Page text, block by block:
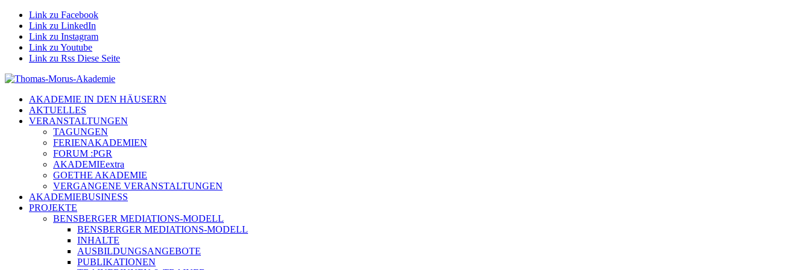
Link zu Facebook
Link zu LinkedIn
Link zu Instagram
Link zu Youtube
Link zu Rss Diese Seite
AKADEMIE IN DEN HÄUSERN
AKTUELLES
VERANSTALTUNGEN
TAGUNGEN
FERIENAKADEMIEN
FORUM :PGR
AKADEMIEextra
GOETHE AKADEMIE
VERGANGENE VERANSTALTUNGEN
AKADEMIEBUSINESS
PROJEKTE
BENSBERGER MEDIATIONS-MODELL
BENSBERGER MEDIATIONS-MODELL
INHALTE
AUSBILDUNGSANGEBOTE
PUBLIKATIONEN